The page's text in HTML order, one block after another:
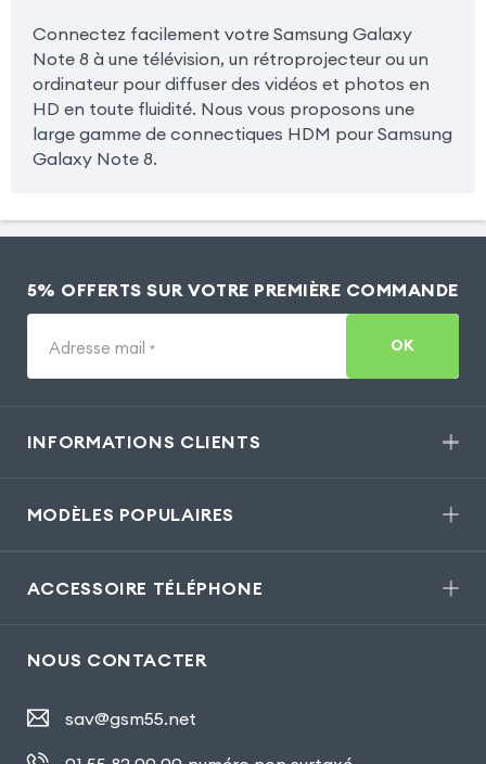
Connectez facilement votre Samsung Galaxy
Note 8 à une télévision, un rétroprojecteur ou un
ordinateur pour diffuser des vidéos et photos en
HD en toute fluidité. Nous vous proposons une
large gamme de connectiques HDM pour Samsung
Galaxy Note 8.
5% OFFERTS SUR VOTRE PREMIÈRE COMMANDE
Adresse mail * OK
INFORMATIONS CLIENTS
MODÈLES POPULAIRES
ACCESSOIRE TÉLÉPHONE
NOUS CONTACTER
sav@gsm55.net